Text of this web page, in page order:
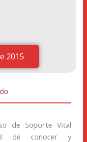
2015
de Soporte Vital
de conocer y